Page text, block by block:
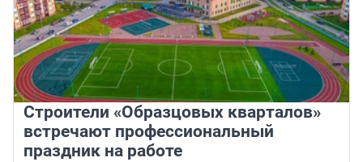
Строители «Образцовых кварталов»
встречают профессиональный
праздник на работе